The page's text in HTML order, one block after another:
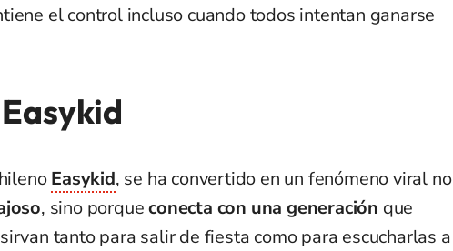
el control incluso cuando todos intentan ganarse
Easykid
Easykid, se ha convertido en un fenómeno viral no
, sino porqueconecta con una generación que
tanto para salir de fiesta como para escucharlas a